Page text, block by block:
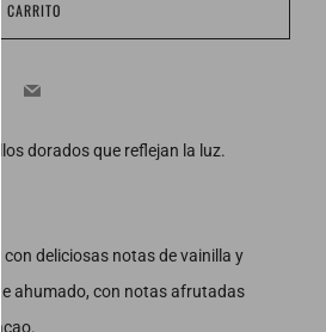
CARRITO
TwitterEmail
dorados que reflejan la luz.
deliciosas notas de vainilla y
ahumado, con notas afrutadas